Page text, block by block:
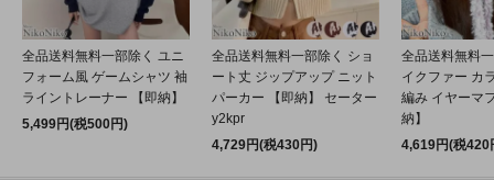
全品送料無料一部除く ユニ
フォーム風 ゲームシャツ 袖
ライントレーナー 【即納】
5,499円(税500円)
全品送料無料一部除く ショ
ート丈 ジップアップ ニット
パーカー 【即納】 セーター
y2kpr
4,729円(税430円)
全品送料無料
イクファー カ
編み イヤーマ
納】
4,619円(税420